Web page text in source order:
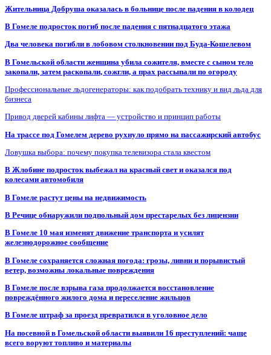
Жительница Добруша оказалась в больнице после падения в колодец
В Гомеле подросток погиб после падения с пятнадцатого этажа
Два человека погибли в лобовом столкновении под Буда-Кошелевом
В Гомельской области женщина убила сожителя, вместе с сыном тело
закопали, затем раскопали, сожгли, а прах рассыпали по огороду
Профессиональные льдогенераторы: как подобрать технику и вид льда для
бизнеса
Привод дверей кабины лифта — устройство и принцип работы
На трассе под Гомелем дерево рухнуло прямо на пассажирский автобус
Ловушка выбора: почему покупка телевизора стала квестом
В Жлобине подросток выбежал на красный свет и оказался под
колесами автомобиля
В Гомеле растут цены на недвижимость
В Речице обнаружили подпольный дом престарелых без лицензии
В Гомеле 10 мая изменят движение транспорта и усилят
железнодорожное сообщение
В Гомеле сохраняется сложная погода: грозы, ливни и порывистый
ветер, возможны локальные повреждения
В Гомеле после взрыва газа продолжается восстановление
повреждённого жилого дома и переселение жильцов
В Гомеле штраф за проезд превратился в уголовное дело
На посевной в Гомельской области выявили 16 преступлений: чаще
всего воруют топливо и материалы